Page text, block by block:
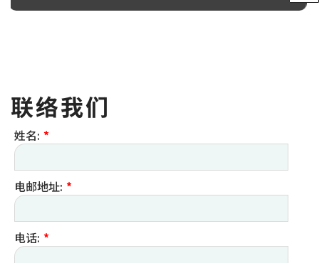
联络我们
姓名: *
电邮地址: *
电话: *